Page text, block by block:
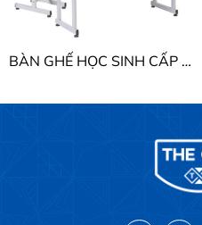
BÀN GHẾ HỌC SINH CẤP 1 - 2 HP THE ONE BHS110HP - GHS110HP